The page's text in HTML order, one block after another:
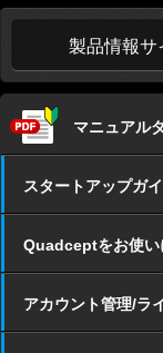
製品情報サ
マニュアル
スタートアップガ
Quadceptをお使い
アカウント管理/ラ